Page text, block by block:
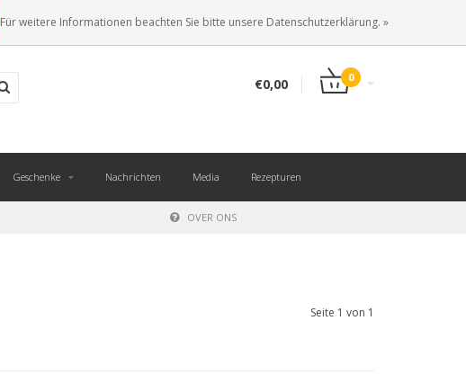
ANMELDEN KUNDENKONTO ANLEGEN
DE
€0,00 0
Geschenke Nachrichten Media Rezepturen
OVER ONS
Seite 1 von 1
Für weitere Informationen beachten Sie bitte unsere Datenschutzerklärung. »